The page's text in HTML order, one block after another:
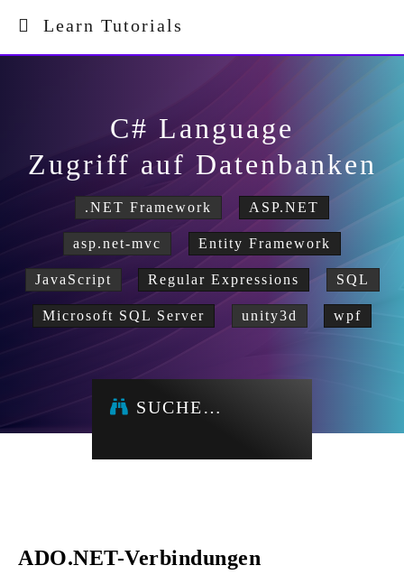
Learn Tutorials
C# Language
Zugriff auf Datenbanken
.NET Framework ASP.NET
asp.net-mvc Entity Framework
JavaScript Regular Expressions SQL
Microsoft SQL Server unity3d wpf
SUCHE…
ADO.NET-Verbindungen